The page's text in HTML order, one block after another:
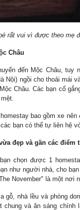
rất vui vì được theo mẹ
Châu
đến Mộc Châu, tuy
Nội) ngồi cho thoải mái
Châu. Các bạn cố
bao gồm xe
bạn có thể tự liên hệ
đẹp và gần các điểm
chọn được 1
như người nhà, cho
November" là một nơi
gỗ, nhà lều và phòng
chung và ăn sáng chính